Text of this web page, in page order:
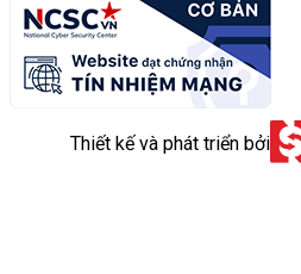
Thiết kế và phát triển bởi